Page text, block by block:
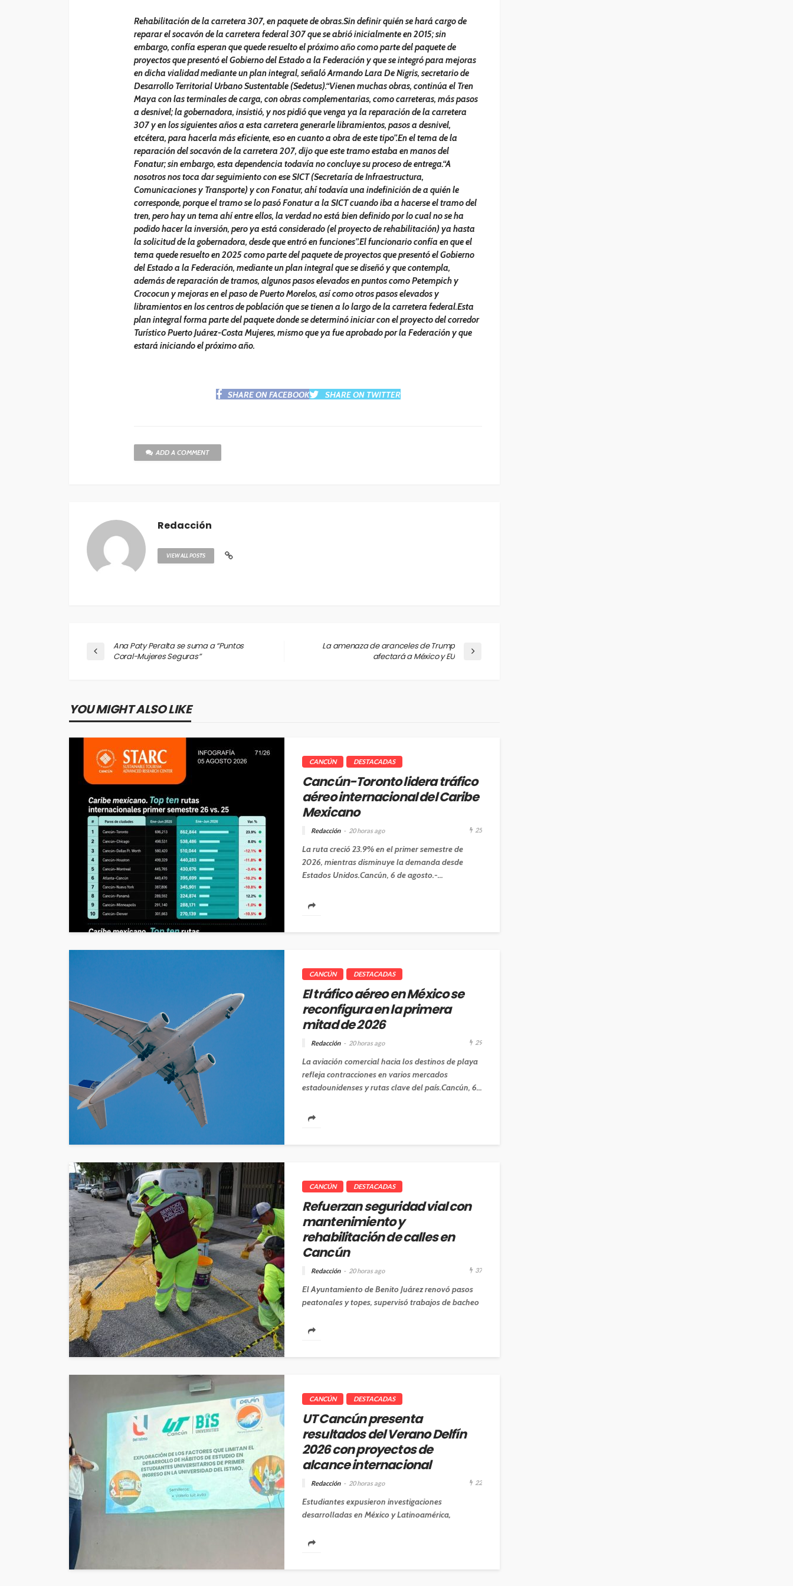
Rehabilitación de la carretera 307, en paquete de obras.Sin definir quién se hará cargo de
reparar el socavón de la carretera federal 307 que se abrió inicialmente en 2015; sin
embargo, confía esperan que quede resuelto el próximo año como parte del paquete de
proyectos que presentó el Gobierno del Estado a la Federación y que se integró para mejoras
en dicha vialidad mediante un plan integral, señaló Armando Lara De Nigris, secretario de
Desarrollo Territorial Urbano Sustentable (Sedetus).“Vienen muchas obras, continúa el Tren
Maya con las terminales de carga, con obras complementarias, como carreteras, más pasos
a desnivel; la gobernadora, insistió, y nos pidió que venga ya la reparación de la carretera
307 y en los siguientes años a esta carretera generarle libramientos, pasos a desnivel,
etcétera, para hacerla más eficiente, eso en cuanto a obra de este tipo”.En el tema de la
reparación del socavón de la carretera 207, dijo que este tramo estaba en manos del
Fonatur; sin embargo, esta dependencia todavía no concluye su proceso de entrega.“A
nosotros nos toca dar seguimiento con ese SICT (Secretaría de Infraestructura,
Comunicaciones y Transporte) y con Fonatur, ahí todavía una indefinición de a quién le
corresponde, porque el tramo se lo pasó Fonatur a la SICT cuando iba a hacerse el tramo del
tren, pero hay un tema ahí entre ellos, la verdad no está bien definido por lo cual no se ha
podido hacer la inversión, pero ya está considerado (el proyecto de rehabilitación) ya hasta
la solicitud de la gobernadora, desde que entró en funciones”.El funcionario confía en que el
tema quede resuelto en 2025 como parte del paquete de proyectos que presentó el Gobierno
del Estado a la Federación, mediante un plan integral que se diseñó y que contempla,
además de reparación de tramos, algunos pasos elevados en puntos como Petempich y
Crococun y mejoras en el paso de Puerto Morelos, así como otros pasos elevados y
libramientos en los centros de población que se tienen a lo largo de la carretera federal.Esta
plan integral forma parte del paquete donde se determinó iniciar con el proyecto del corredor
Turístico Puerto Juárez-Costa Mujeres, mismo que ya fue aprobado por la Federación y que
estará iniciando el próximo año.
SHARE ON FACEBOOK SHARE ON TWITTER
ADD A COMMENT
Redacción
VIEW ALL POSTS
Ana Paty Peralta se suma a “Puntos
Coral-Mujeres Seguras”
La amenaza de aranceles de Trump
afectará a México y EU
YOU MIGHT ALSO LIKE
CANCÚN DESTACADAS
Cancún-Toronto lidera tráfico
aéreo internacional del Caribe
Mexicano
Redacción 20 horas ago 25
La ruta creció 23.9% en el primer semestre de
2026, mientras disminuye la demanda desde
Estados Unidos.Cancún, 6 de agosto.-...
CANCÚN DESTACADAS
El tráfico aéreo en México se
reconfigura en la primera
mitad de 2026
Redacción 20 horas ago 29
La aviación comercial hacia los destinos de playa
refleja contracciones en varios mercados
estadounidenses y rutas clave del país.Cancún, 6...
CANCÚN DESTACADAS
Refuerzan seguridad vial con
mantenimiento y
rehabilitación de calles en
Cancún
Redacción 20 horas ago 37
El Ayuntamiento de Benito Juárez renovó pasos
peatonales y topes, supervisó trabajos de bacheo
CANCÚN DESTACADAS
UT Cancún presenta
resultados del Verano Delfín
2026 con proyectos de
alcance internacional
Redacción 20 horas ago 22
Estudiantes expusieron investigaciones
desarrolladas en México y Latinoamérica,
la movilidad académica y la colaboración